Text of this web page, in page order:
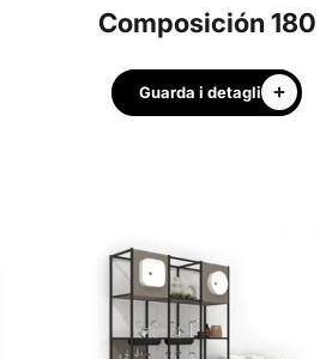
Composición 180
Guarda i detagli